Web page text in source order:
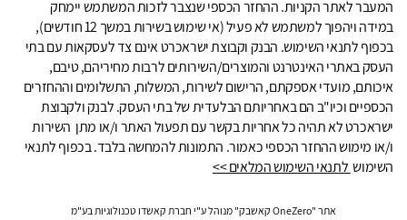
המעבר לאתר הקניות. ההחזר הכספי שנצבר לזכות המשתמש יימחק
במידה ויהפוך למשתמש לא פעיל (אי שימוש בשירות במשך 12 חודשים),
בכפוף לתנאי השימוש. הבנק וקבוצת ישראכרט אינם צד לעסקאות עם בתי
העסק באתרי האינטרנט והמוצרים/השירותים לרבות מחיריהם, טיבם,
איכותם, מועדי אספקתם, הרישום לשירות, המשלוח, התשלומים וההחזרים
הכספיים וכיו"ב הם באחריותם הבלעדית של בתי העסק. לבנק ולקבוצת
ישראכרט לא תהיה כל אחריות בקשר עם תפעול האתר ו/או מתן השירות
ו/או מימוש ההחזר הכספי כאמור. התמונות להמחשה בלבד. בכפוף לתנאי
השימוש לתנאי השימוש המלאים >>
אתר "OneZero קאשבק" מנוהל ע"י חברת קאשדו טכנולוגיות בע"מ